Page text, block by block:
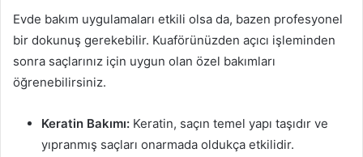
Evde bakım uygulamaları etkili olsa da, bazen profesyonel
bir dokunuş gerekebilir. Kuaförünüzden açıcı işleminden
sonra saçlarınız için uygun olan özel bakımları
öğrenebilirsiniz.
Keratin Bakımı: Keratin, saçın temel yapı taşıdır ve
yıpranmış saçları onarmada oldukça etkilidir.